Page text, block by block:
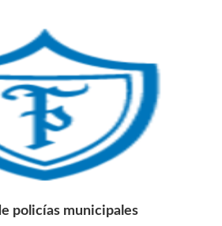
policías municipales